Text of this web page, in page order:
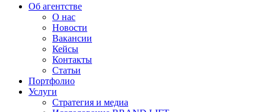
Об агентстве
О нас
Новости
Вакансии
Кейсы
Контакты
Статьи
Портфолио
Услуги
Стратегия и медиа